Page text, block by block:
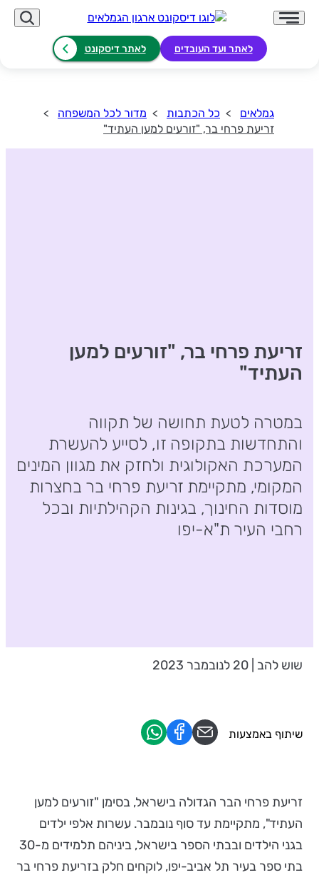
לאתר ועד העובדים לאתר דיסקונט
גמלאים כל הכתבות
מדור לכל המשפחה
זריעת פרחי בר, "זורעים למען העתיד"
זריעת פרחי בר, "זורעים למען
העתיד"
במטרה לטעת תחושה של תקווה
והתחדשות בתקופה זו, לסייע להעשרת
המערכת האקולוגית ולחזק את מגוון המינים
המקומי, מתקיימת זריעת פרחי בר בחצרות
מוסדות החינוך, בגינות הקהילתיות ובכל
רחבי העיר ת"א-יפו
שוש להב | 20 לנובמבר 2023
זריעת פרחי הבר הגדולה בישראל, בסימן "זורעים למען
העתיד", מתקיימת עד סוף נובמבר. עשרות אלפי ילדים
בגני הילדים ובבתי הספר בישראל, ביניהם תלמידים מ-30
בתי ספר בעיר תל אביב-יפו, לוקחים חלק בזריעת פרחי בר
שיתוף באמצעות